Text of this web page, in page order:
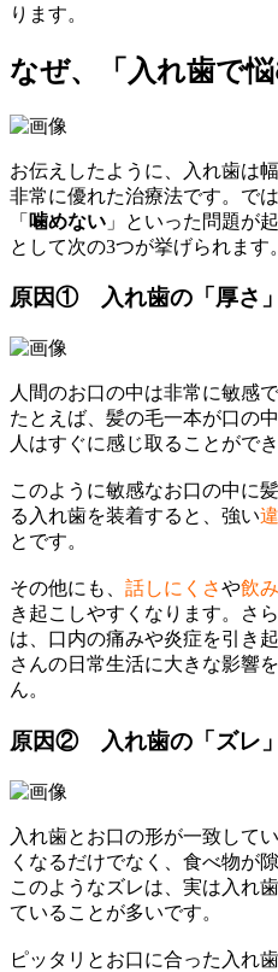
ります。
なぜ、「入れ歯で
お伝えしたように、入れ歯は
非常に優れた治療法です。で
「 噛めない 」といった問題が
として次の3つが挙げられます。
原因① 入れ歯の「厚さ
人間のお口の中は非常に敏感で
たとえば、髪の毛一本が口の
人はすぐに感じ取ることができ
このように敏感なお口の中に
る入れ歯を装着すると、強い
とです。
その他にも、 話しにくさや飲
き起こしやすくなります。さ
は、口内の痛みや炎症を引き
さんの日常生活に大きな影響
ん。
原因② 入れ歯の「ズレ
入れ歯とお口の形が一致して
くなるだけでなく、食べ物が
このようなズレは、実は入れ
ていることが多いです。
ピッタリとお口に合った入れ